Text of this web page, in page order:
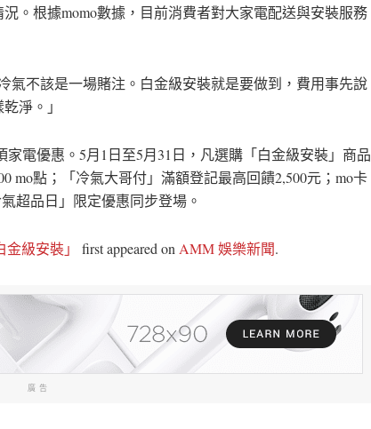
。根據momo數據，目前消費者對大家電配送與安裝服務
氣不該是一場賭注。白金級安裝就是要做到，費用事先說
淨。」
電優惠。5月1日至5月31日，凡選購「白金級安裝」商品
mo點；「冷氣大哥付」滿額登記最高回饋2,500元；mo卡
超品日」限定優惠同步登場。
級安裝」 first appeared onAMM 娛樂新聞.
廣告